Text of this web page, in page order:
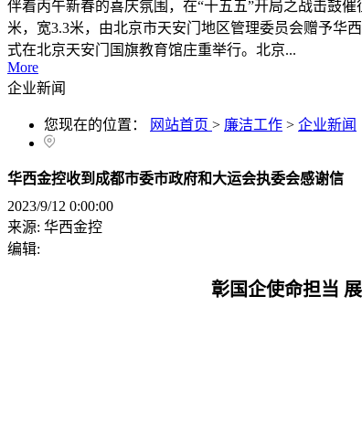
伴着丙午新春的喜庆氛围，在“十五五”开局之战击鼓
米，宽3.3米，由北京市天安门地区管理委员会赠予华
式在北京天安门国旗教育馆庄重举行。北京...
More
企业新闻
您现在的位置： 网站首页 > 廉洁工作 > 企业新闻
华西金控收到成都市委市政府和大运会执委会感谢信
2023/9/12 0:00:00
来源: 华西金控
编辑:
彰国企使命担当